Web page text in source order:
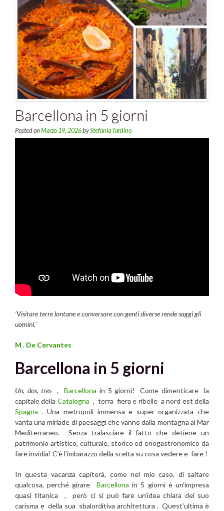
Barcellona in 5 giorni
Posted on Marzo 19, 2026byStefania Tardino
‘Visitare terre lontane e conversare con genti diverse rende saggi gli
uomini.’
M . De Cervantes
Barcellona in 5 giorni
Un, dos,tres ,Barcellona in 5 giorni! Come dimenticare la
capitale della Catalogna , terra fiera e ribelle a nord est della
Spagna . Una metropoli immensa e super organizzata che
vanta una miriade di paesaggi che vanno dalla montagna al Mar
Mediterraneo. Senza tralasciare il fatto che detiene un
patrimonio artistico, culturale, storico ed enogastronomico da
fare invidia! C’è l’imbarazzo della scelta su cosa vedere e fare !
In questa vacanza capiterà, come nel mio caso, di saltare
qualcosa, perché girare Barcellona in 5 giorni è un’impresa
quasi titanica , però ci si può fare un’idea chiara del suo
carisma e della sua sbalorditiva architettura . Quest’ultima è